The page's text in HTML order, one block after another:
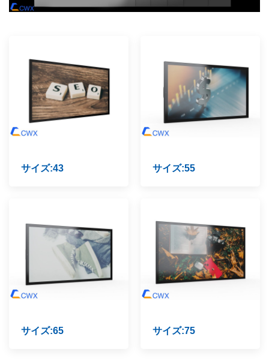
サイズ:43 サイズ:55
サイズ:65 サイズ:75